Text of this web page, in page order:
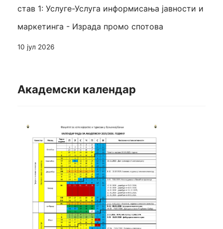
став 1: Услуге-Услуга информисања јавности и
маркетинга - Израда промо спотова
10 јул 2026
Академски календар